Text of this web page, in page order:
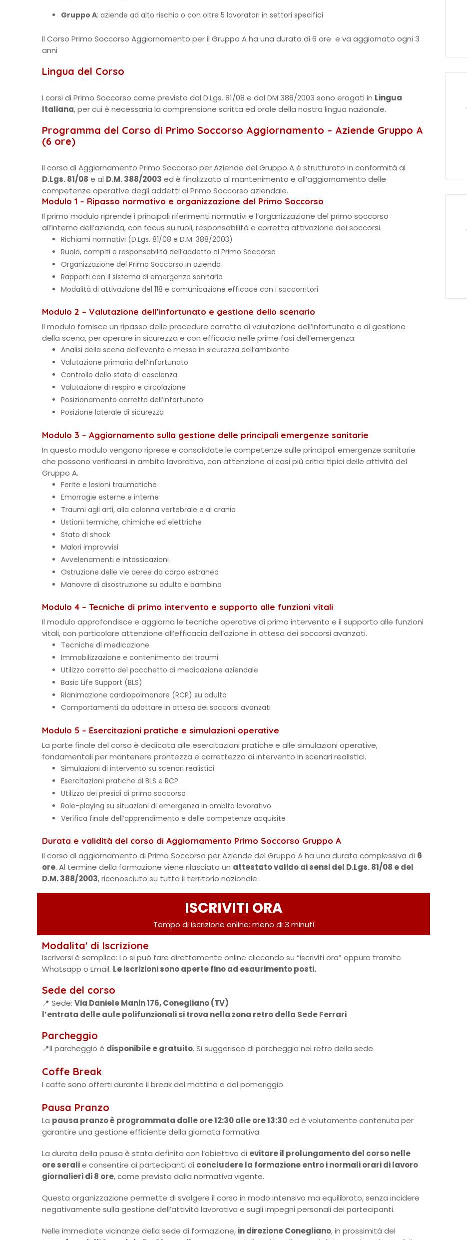
Gruppo A: aziende ad alto rischio o con oltre 5 lavoratori in settori specifici
Il Corso Primo Soccorso Aggiornamento per il Gruppo A ha una durata di 6 ore e va aggiornato ogni 3
anni
Lingua del Corso
I corsi di Primo Soccorso come previsto dal D.Lgs. 81/08 e dal DM 388/2003 sono erogati in Lingua
Italiana, per cui è necessaria la comprensione scritta ed orale della nostra lingua nazionale.
Programma del Corso di Primo Soccorso Aggiornamento – Aziende Gruppo A
(6 ore)
Il corso di Aggiornamento Primo Soccorso per Aziende del Gruppo A è strutturato in conformità al
D.Lgs. 81/08 e al D.M. 388/2003 ed è finalizzato al mantenimento e all’aggiornamento delle
competenze operative degli addetti al Primo Soccorso aziendale.
Modulo 1 – Ripasso normativo e organizzazione del Primo Soccorso
Il primo modulo riprende i principali riferimenti normativi e l’organizzazione del primo soccorso
all’interno dell’azienda, con focus su ruoli, responsabilità e corretta attivazione dei soccorsi.
Richiami normativi (D.Lgs. 81/08 e D.M. 388/2003)
Ruolo, compiti e responsabilità dell’addetto al Primo Soccorso
Organizzazione del Primo Soccorso in azienda
Rapporti con il sistema di emergenza sanitaria
Modalità di attivazione del 118 e comunicazione efficace con i soccorritori
Modulo 2 – Valutazione dell’infortunato e gestione dello scenario
Il modulo fornisce un ripasso delle procedure corrette di valutazione dell’infortunato e di gestione
della scena, per operare in sicurezza e con efficacia nelle prime fasi dell’emergenza.
Analisi della scena dell’evento e messa in sicurezza dell’ambiente
Valutazione primaria dell’infortunato
Controllo dello stato di coscienza
Valutazione di respiro e circolazione
Posizionamento corretto dell’infortunato
Posizione laterale di sicurezza
Modulo 3 – Aggiornamento sulla gestione delle principali emergenze sanitarie
In questo modulo vengono riprese e consolidate le competenze sulle principali emergenze sanitarie
che possono verificarsi in ambito lavorativo, con attenzione ai casi più critici tipici delle attività del
Gruppo A.
Ferite e lesioni traumatiche
Emorragie esterne e interne
Traumi agli arti, alla colonna vertebrale e al cranio
Ustioni termiche, chimiche ed elettriche
Stato di shock
Malori improvvisi
Avvelenamenti e intossicazioni
Ostruzione delle vie aeree da corpo estraneo
Manovre di disostruzione su adulto e bambino
Modulo 4 – Tecniche di primo intervento e supporto alle funzioni vitali
Il modulo approfondisce e aggiorna le tecniche operative di primo intervento e il supporto alle funzioni
vitali, con particolare attenzione all’efficacia dell’azione in attesa dei soccorsi avanzati.
Tecniche di medicazione
Immobilizzazione e contenimento dei traumi
Utilizzo corretto del pacchetto di medicazione aziendale
Basic Life Support (BLS)
Rianimazione cardiopolmonare (RCP) su adulto
Comportamenti da adottare in attesa dei soccorsi avanzati
Modulo 5 – Esercitazioni pratiche e simulazioni operative
La parte finale del corso è dedicata alle esercitazioni pratiche e alle simulazioni operative,
fondamentali per mantenere prontezza e correttezza di intervento in scenari realistici.
Simulazioni di intervento su scenari realistici
Esercitazioni pratiche di BLS e RCP
Utilizzo dei presidi di primo soccorso
Role-playing su situazioni di emergenza in ambito lavorativo
Verifica finale dell’apprendimento e delle competenze acquisite
Durata e validità del corso di Aggiornamento Primo Soccorso Gruppo A
Il corso di aggiornamento di Primo Soccorso per Aziende del Gruppo A ha una durata complessiva di 6
ore. Al termine della formazione viene rilasciato un attestato valido ai sensi del D.Lgs. 81/08 e del
D.M. 388/2003, riconosciuto su tutto il territorio nazionale.
ISCRIVITI ORA
Tempo di iscrizione online: meno di 3 minuti
Modalita' di Iscrizione
Iscriversi è semplice: Lo si può fare direttamente online cliccando su “iscriviti ora” oppure tramite
Whatsapp o Email. Le iscrizioni sono aperte fino ad esaurimento posti.
Sede del corso
📍 Sede: Via Daniele Manin 176, Conegliano (TV)
l’entrata delle aule polifunzionali si trova nella zona retro della Sede Ferrari
Parcheggio
📍Il parcheggio è disponibile e gratuito. Si suggerisce di parcheggia nel retro della sede
Coffe Break
I caffe sono offerti durante il break del mattina e del pomeriggio
Pausa Pranzo
La pausa pranzo è programmata dalle ore 12:30 alle ore 13:30ed è volutamente contenuta per
garantire una gestione efficiente della giornata formativa.
La durata della pausa è stata definita con l’obiettivo di evitare il prolungamento del corso nelle
ore seralie consentire ai partecipanti di concludere la formazione entro i normali orari di lavoro
giornalieri di 8 ore, come previsto dalla normativa vigente.
Questa organizzazione permette di svolgere il corso in modo intensivo ma equilibrato, senza incidere
negativamente sulla gestione dell’attività lavorativa e sugli impegni personali dei partecipanti.
Nelle immediate vicinanze della sede di formazione, in direzione Conegliano, in prossimità del